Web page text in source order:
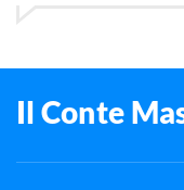
Il Conte